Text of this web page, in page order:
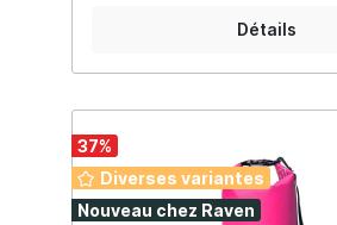
Détails
37%
Diverses variantes
Nouveau chez Raven